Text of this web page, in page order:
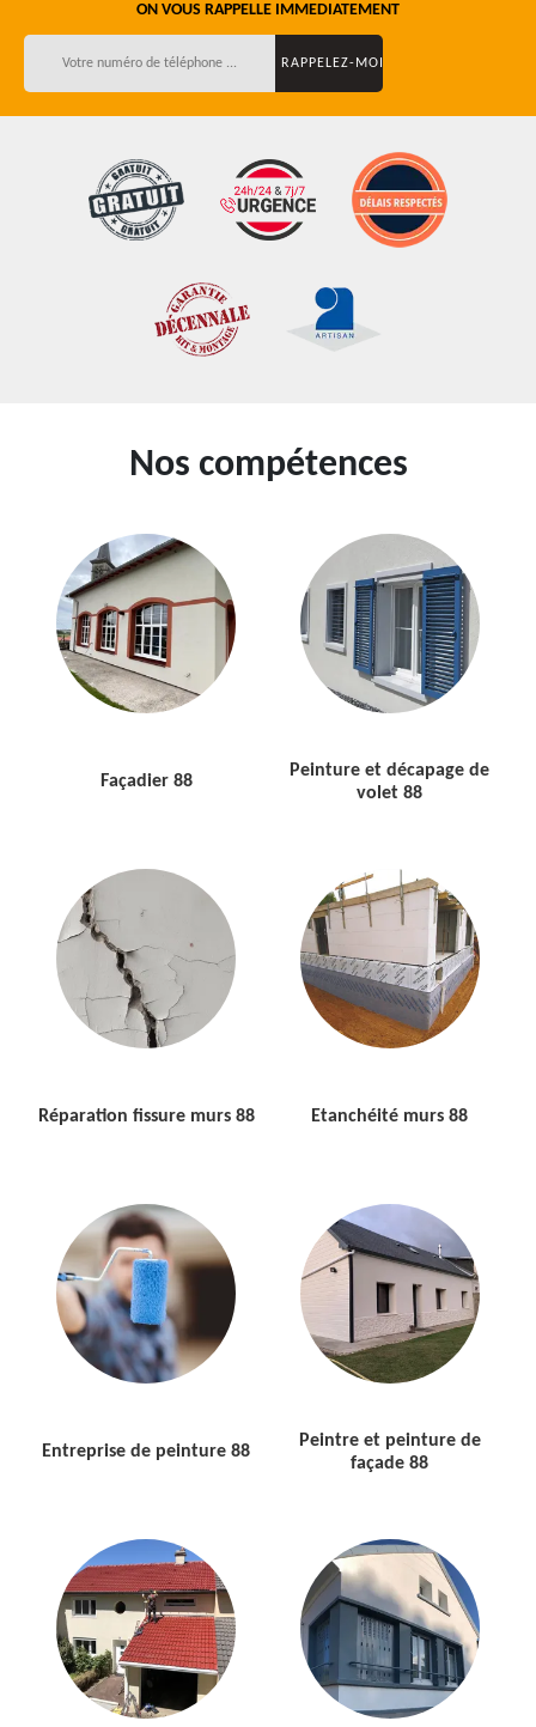
ON VOUS RAPPELLE IMMEDIATEMENT
Nos compétences
Façadier 88
Peinture et décapage de
volet 88
Réparation fissure murs 88 Etanchéité murs 88
Entreprise de peinture 88
Peintre et peinture de
façade 88